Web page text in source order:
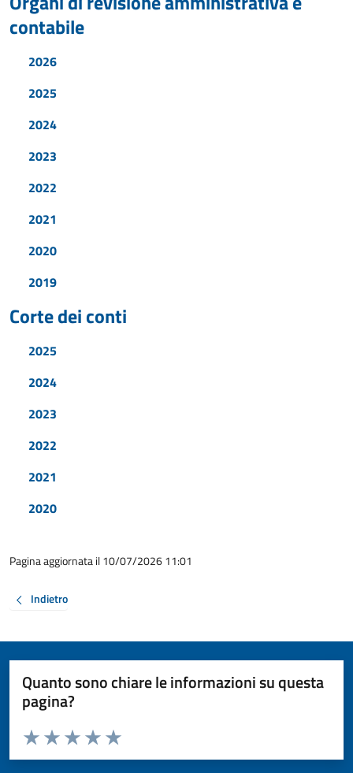
contabile
2026
2025
2024
2023
2022
2021
2020
2019
Corte dei conti
2025
2024
2023
2022
2021
2020
Pagina aggiornata il 10/07/2026 11:01
Indietro
Quanto sono chiare le informazioni su questa
pagina?
Valuta da 1 a 5 stelle la pagina
Valuta 5 stelle su 5
Valuta 4 stelle su 5
Valuta 3 stelle su 5
Valuta 2 stelle su 5
Valuta 1 stelle su 5